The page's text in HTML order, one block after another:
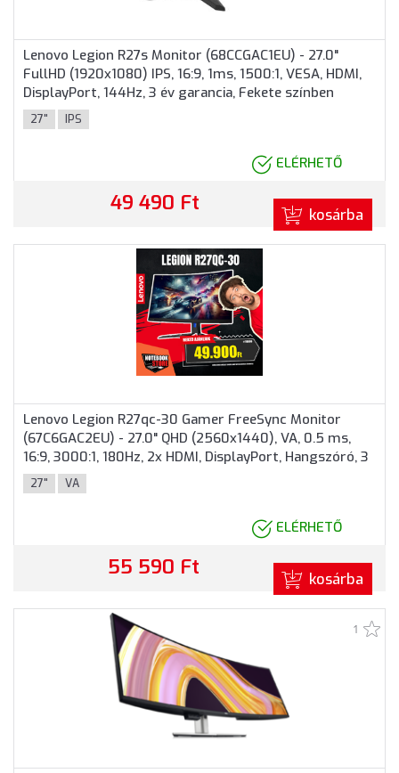
Lenovo Legion R27s Monitor (68CCGAC1EU) - 27.0"
FullHD (1920x1080) IPS, 16:9, 1ms, 1500:1, VESA, HDMI,
DisplayPort, 144Hz, 3 év garancia, Fekete színben
27" IPS
ELÉRHETŐ
49 490 Ft kosárba
Lenovo Legion R27qc-30 Gamer FreeSync Monitor
(67C6GAC2EU) - 27.0" QHD (2560x1440), VA, 0.5 ms,
16:9, 3000:1, 180Hz, 2x HDMI, DisplayPort, Hangszóró, 3
év garancia, Fekete színben
27" VA
ELÉRHETŐ
55 590 Ft kosárba
1